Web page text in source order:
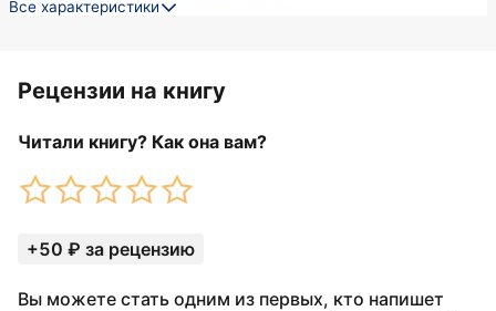
Все характеристики
Рецензии на книгу
Читали книгу? Как она вам?
+50 ₽ за рецензию
Вы можете стать одним из первых, кто напишет